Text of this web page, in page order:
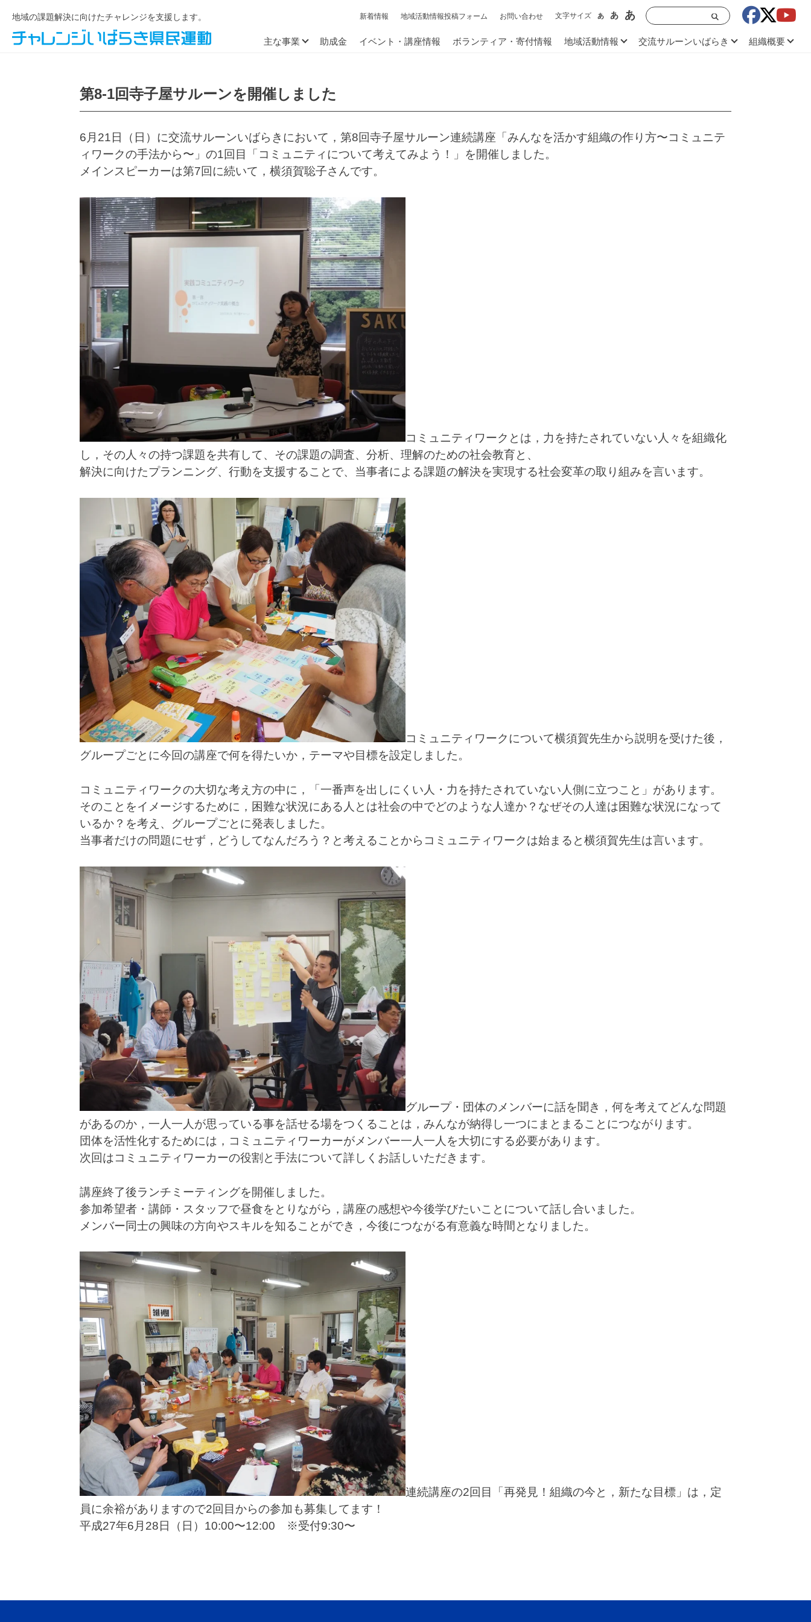
地域の課題解決に向けたチャレンジを支援します。 新着情報 地域活動情報投稿フォーム お問い合わせ 文字サイズ あ あ あ
主な事業 助成金 イベント・講座情報 ボランティア・寄付情報 地域活動情報 交流サルーンいばらき 組織概要
第8-1回寺子屋サルーンを開催しました
6月21日（日）に交流サルーンいばらきにおいて，第8回寺子屋サルーン連続講座「みんなを活かす組織の作り方〜コミュニテ
ィワークの手法から〜」の1回目「コミュニティについて考えてみよう！」を開催しました。
メインスピーカーは第7回に続いて，横須賀聡子さんです。
コミュニティワークとは，力を持たされていない人々を組織化
し，その人々の持つ課題を共有して、その課題の調査、分析、理解のための社会教育と、
解決に向けたプランニング、行動を支援することで、当事者による課題の解決を実現する社会変革の取り組みを言います。
コミュニティワークについて横須賀先生から説明を受けた後，
グループごとに今回の講座で何を得たいか，テーマや目標を設定しました。
コミュニティワークの大切な考え方の中に，「一番声を出しにくい人・力を持たされていない人側に立つこと」があります。
そのことをイメージするために，困難な状況にある人とは社会の中でどのような人達か？なぜその人達は困難な状況になって
いるか？を考え、グループごとに発表しました。
当事者だけの問題にせず，どうしてなんだろう？と考えることからコミュニティワークは始まると横須賀先生は言います。
グループ・団体のメンバーに話を聞き，何を考えてどんな問題
があるのか，一人一人が思っている事を話せる場をつくることは，みんなが納得し一つにまとまることにつながります。
団体を活性化するためには，コミュニティワーカーがメンバー一人一人を大切にする必要があります。
次回はコミュニティワーカーの役割と手法について詳しくお話しいただきます。
講座終了後ランチミーティングを開催しました。
参加希望者・講師・スタッフで昼食をとりながら，講座の感想や今後学びたいことについて話し合いました。
メンバー同士の興味の方向やスキルを知ることができ，今後につながる有意義な時間となりました。
連続講座の2回目「再発見！組織の今と，新たな目標」は，定
員に余裕がありますので2回目からの参加も募集してます！
平成27年6月28日（日）10:00〜12:00 ※受付9:30〜